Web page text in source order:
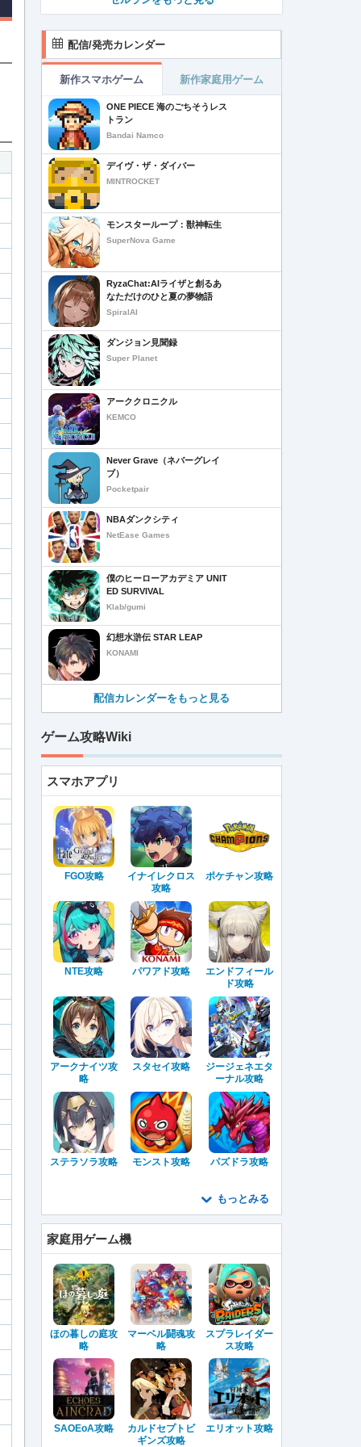
配信/発売カレンダー
新作スマホゲーム 新作家庭用ゲーム
ONE PIECE 海のごちそうレス
トラン
Bandai Namco
デイヴ・ザ・ダイバー
MINTROCKET
モンスターループ：獣神転生
SuperNova Game
RyzaChat:AIライザと創るあ
なただけのひと夏の夢物語
SpiralAI
ダンジョン見聞録
Super Planet
アーククロニクル
KEMCO
Never Grave（ネバーグレイ
ブ）
Pocketpair
NBAダンクシティ
NetEase Games
僕のヒーローアカデミア UNIT
ED SURVIVAL
Klab/gumi
幻想水滸伝 STAR LEAP
KONAMI
配信カレンダーをもっと見る
ゲーム攻略Wiki
スマホアプリ
FGO攻略
イナイレクロス
攻略
ポケチャン攻略
NTE攻略 パワアド攻略
エンドフィール
ド攻略
アークナイツ攻
略
スタセイ攻略
ジージェネエタ
ーナル攻略
ステラソラ攻略 モンスト攻略 パズドラ攻略
もっとみる
家庭用ゲーム機
ほの暮しの庭攻
略
マーベル闘魂攻
略
スプラレイダー
ス攻略
SAOEoA攻略
カルドセプトビ
ギンズ攻略
エリオット攻略